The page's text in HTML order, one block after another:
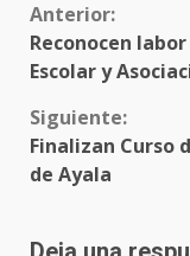
Sigue
leyendo
Anterior:
Reconocen
Escolar y
Siguiente:
Finalizan Curso
de Ayala